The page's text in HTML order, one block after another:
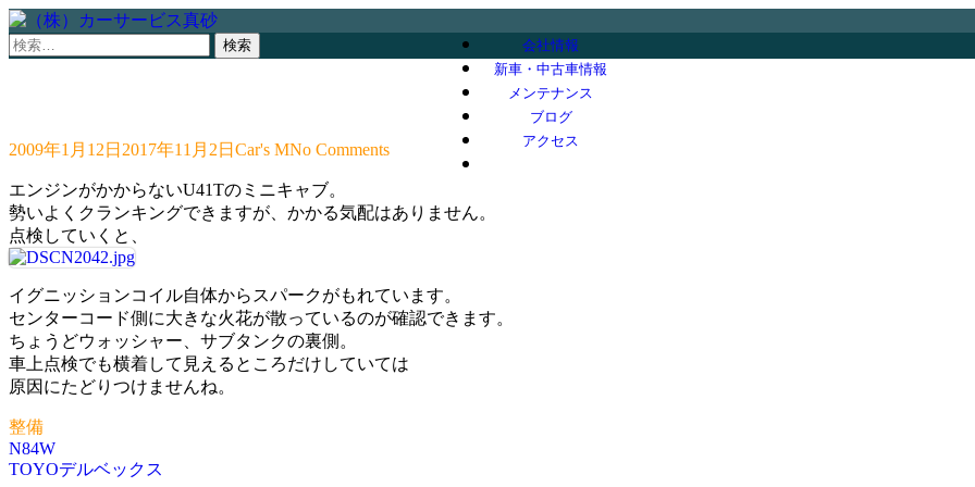
検
会社情報
新車・中古車情報
メンテナンス
ブログ
アクセス
2009年1月12日 2017年11月2日 Car's MNo Comments
エンジンがかからないU41Tのミニキャブ。
勢いよくクランキングできますが、かかる気配はありません。
点検していくと、
イグニッションコイル自体からスパークがもれています。
センターコード側に大きな火花が散っているのが確認できます。
ちょうどウォッシャー、サブタンクの裏側。
車上点検でも横着して見えるところだけしていては
原因にたどりつけませんね。
整備
投
N84W
TOYOデルベックス